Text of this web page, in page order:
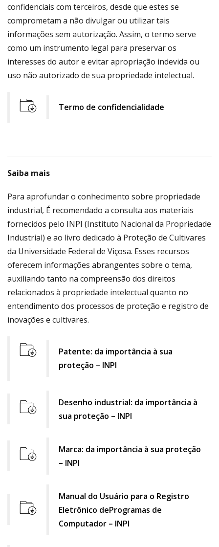
confidenciais com terceiros, desde que estes se
comprometam a não divulgar ou utilizar tais
informações sem autorização. Assim, o termo serve
como um instrumento legal para preservar os
interesses do autor e evitar apropriação indevida ou
uso não autorizado de sua propriedade intelectual.
Termo de confidencialidade
Saiba mais
Para aprofundar o conhecimento sobre propriedade
industrial, É recomendado a consulta aos materiais
fornecidos pelo INPI (Instituto Nacional da Propriedade
Industrial) e ao livro dedicado à Proteção de Cultivares
da Universidade Federal de Viçosa. Esses recursos
oferecem informações abrangentes sobre o tema,
auxiliando tanto na compreensão dos direitos
relacionados à propriedade intelectual quanto no
entendimento dos processos de proteção e registro de
inovações e cultivares.
Patente: da importância à sua
proteção – INPI
download
icon
Desenho industrial: da importância à
sua proteção – INPI
download
icon
Marca: da importância à sua proteção
– INPI
Manual do Usuário para o Registro
Eletrônico deProgramas de
Computador – INPI